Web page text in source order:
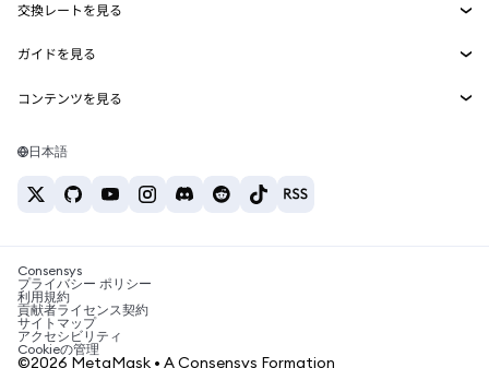
MetaMask Connect
Snaps
Web3サービス
セキュリティ
サポート
キャリア
お問い合わせ
イーサリアムの価格
Solanaの価格
Tetherの価格
交換レートを見る
ETH→USD
USDT→INR
BTC→INR
ETH→USDT
ガイドを見る
ETHの購入
USDTの購入
SHIBの購入
BNBの購入
コンテンツを見る
Solanaウォレット
税制関連ニュース
暗号資産の購入方法は？
ビットコインを売るには？
日本語
Consensys
プライバシー ポリシー
利用規約
貢献者ライセンス契約
サイトマップ
アクセシビリティ
Cookieの管理
©2026 MetaMask • A Consensys Formation